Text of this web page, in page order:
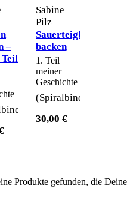
–
Sabine
Pilz
Sauerteigbrote
backen
1. Teil
meiner
Geschichte
(Spiralbindung)
30,00 €
Produkte gefunden, die